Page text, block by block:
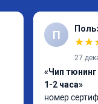
П
★★
27
«Чип
1-2 часа»
номер